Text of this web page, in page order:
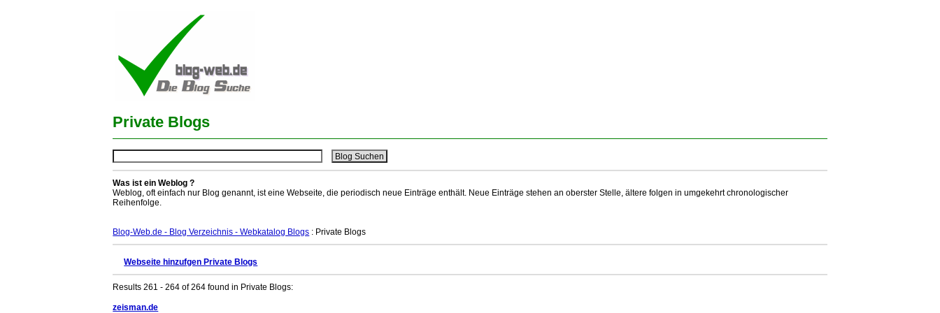
Private Blogs
Was ist ein Weblog ?
Weblog, oft einfach nur Blog genannt, ist eine Webseite, die periodisch neue Einträge enthält. Neue Einträge stehen an oberster Stelle, ältere folgen in umgekehrt chronologischer
Reihenfolge.
Blog-Web.de - Blog Verzeichnis - Webkatalog Blogs : Private Blogs
Webseite hinzufgen Private Blogs
Results 261 - 264 of 264 found in Private Blogs:
zeisman.de